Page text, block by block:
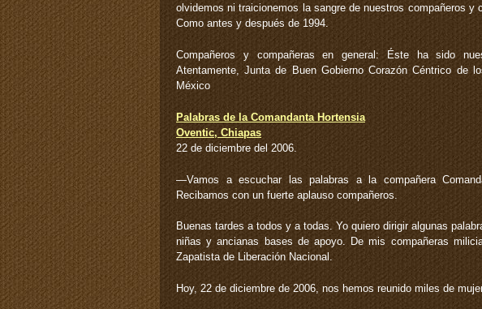
olvidemos ni traicionemos la sangre de nuestros compañeros
Como antes y después de 1994.
Compañeros y compañeras en general: Éste ha sido
Atentamente, Junta de Buen Gobierno Corazón Céntrico de
México
Palabras de la Comandanta Hortensia
Oventic, Chiapas
22 de diciembre del 2006.
—Vamos a escuchar las palabras a la compañera
Recibamos con un fuerte aplauso compañeros.
Buenas tardes a todos y a todas. Yo quiero dirigir algunas
niñas y ancianas bases de apoyo. De mis compañeras
Zapatista de Liberación Nacional.
Hoy, 22 de diciembre de 2006, nos hemos reunido miles de